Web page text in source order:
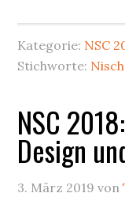
Kategorie: NSC
Stichworte:
NSC
Design
3. März 2019 von